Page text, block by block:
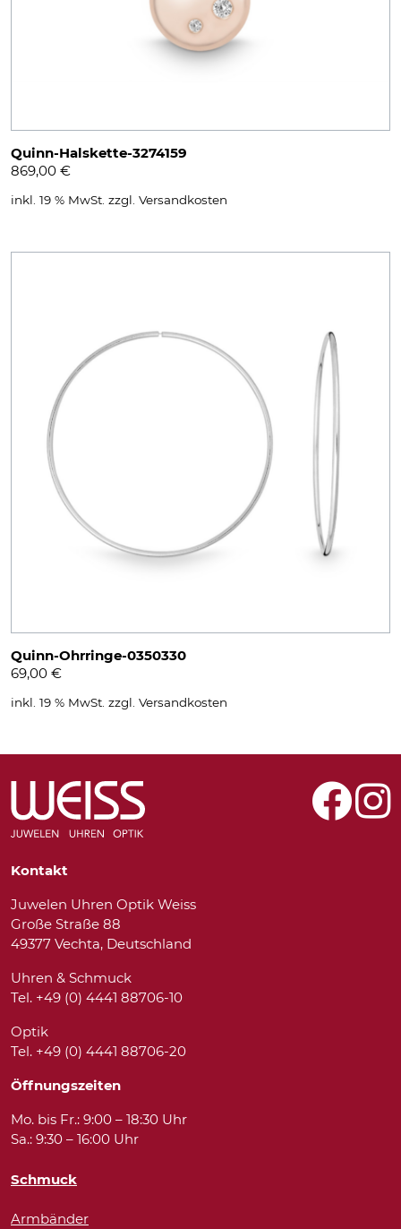
Quinn-Halskette-3274159
869,00 €
inkl. 19 % MwSt. zzgl. Versandkosten
Quinn-Ohrringe-0350330
69,00 €
inkl. 19 % MwSt. zzgl. Versandkosten
Kontakt
Juwelen Uhren Optik Weiss
Große Straße 88
49377 Vechta, Deutschland
Uhren & Schmuck
Tel. +49 (0) 4441 88706-10
Optik
Tel. +49 (0) 4441 88706-20
Öffnungszeiten
Mo. bis Fr.: 9:00 – 18:30 Uhr
Sa.: 9:30 – 16:00 Uhr
Schmuck
Armbänder